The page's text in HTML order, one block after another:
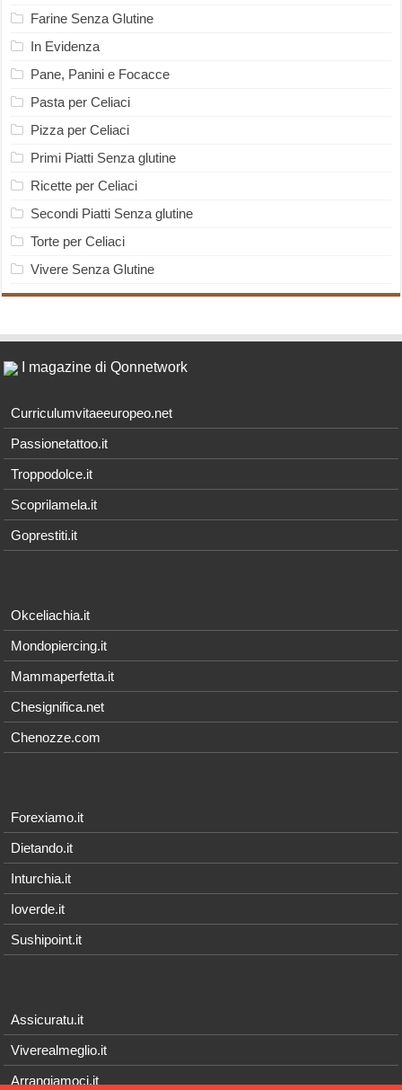
Farine Senza Glutine
In Evidenza
Pane, Panini e Focacce
Pasta per Celiaci
Pizza per Celiaci
Primi Piatti Senza glutine
Ricette per Celiaci
Secondi Piatti Senza glutine
Torte per Celiaci
Vivere Senza Glutine
I magazine di Qonnetwork
Curriculumvitaeeuropeo.net
Passionetattoo.it
Troppodolce.it
Scoprilamela.it
Goprestiti.it
Okceliachia.it
Mondopiercing.it
Mammaperfetta.it
Chesignifica.net
Chenozze.com
Forexiamo.it
Dietando.it
Inturchia.it
Ioverde.it
Sushipoint.it
Assicuratu.it
Viverealmeglio.it
Arrangiamoci.it